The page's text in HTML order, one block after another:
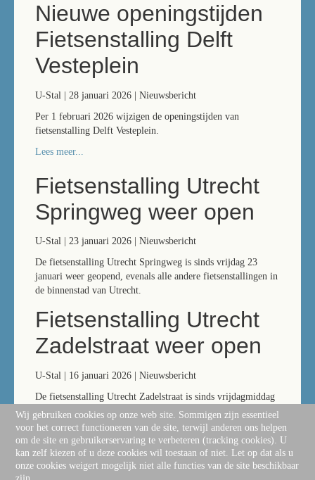
Nieuwe openingstijden
Fietsenstalling Delft
Vesteplein
U-Stal | 28 januari 2026 | Nieuwsbericht
Per 1 februari 2026 wijzigen de openingstijden van
fietsenstalling Delft Vesteplein.
Lees meer...
Fietsenstalling Utrecht
Springweg weer open
U-Stal | 23 januari 2026 | Nieuwsbericht
De fietsenstalling Utrecht Springweg is sinds vrijdag 23
januari weer geopend, evenals alle andere fietsenstallingen in
de binnenstad van Utrecht.
Fietsenstalling Utrecht
Zadelstraat weer open
U-Stal | 16 januari 2026 | Nieuwsbericht
De fietsenstalling Utrecht Zadelstraat is sinds vrijdagmiddag
16 januari 17:00 uur weer geopend. De fietsenstalling Utrecht
Springweg is tot nader bericht nog gesloten. De andere
fietsenstallingen in de binnenstad van Utrecht zijn geopend.
Wij gebruiken cookies op onze web site. Sommigen zijn essentieel
voor het correct functioneren van de site, terwijl anderen ons helpen
om de site en gebruikerservaring te verbeteren (tracking cookies). U
kan zelf kiezen of u deze cookies wil toestaan of niet. Let op dat als u
onze cookies weigert mogelijk niet alle functies van de site beschikbaar